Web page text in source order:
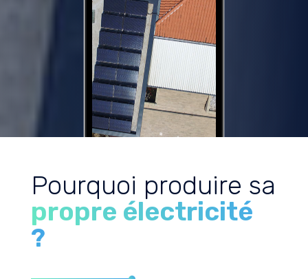
Pourquoi produire sa
propre électricité
?